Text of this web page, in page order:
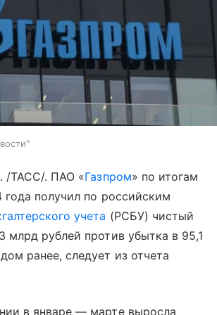
/ТАСС/. ПАО «Газпром» по итогам
года получил по российским
учета (РСБУ) чистый
млрд рублей против убытка в 95,1
ранее, следует из отчета
в январе — марте выросла